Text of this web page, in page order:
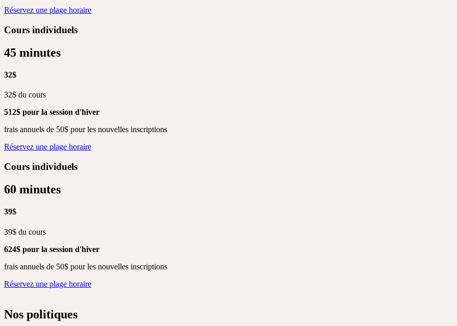
Réservez une plage horaire
Cours individuels
45 minutes
32$
32$ du cours
512$ pour la session d'hiver
frais annuels de 50$ pour les nouvelles inscriptions
Réservez une plage horaire
Cours individuels
60 minutes
39$
39$ du cours
624$ pour la session d'hiver
frais annuels de 50$ pour les nouvelles inscriptions
Réservez une plage horaire
Nos politiques